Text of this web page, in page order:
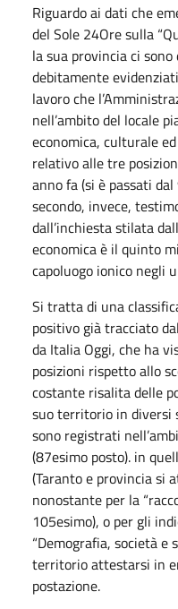
Riguardo ai dati che
del Sole 24Ore sulla
la sua provincia ci
debitamente
lavoro che
nell’ambito del locale
economica, culturale
relativo alle tre
anno fa (si è passati
secondo, invece,
dall’inchiesta stilata
economica è il quinto
capoluogo ionico negli
Si tratta di una
positivo già tracciato
da Italia Oggi, che ha
posizioni rispetto allo
costante risalita delle
suo territorio in diversi
sono registrati
(87esimo posto). in
(Taranto e provincia si
nonostante per la
105esimo), o per gli
“Demografia, società e
territorio attestarsi in
postazione.